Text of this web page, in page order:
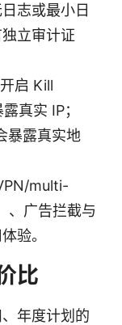
志或最小日
立审计证
启 Kill
真实 IP；
暴露真实地
multi-
、广告拦截与
验。
比
年度计划的